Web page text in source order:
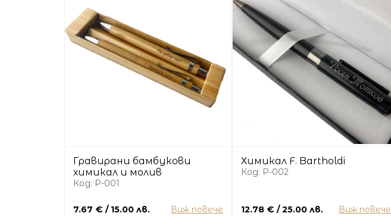
Гравирани бамбукови
химикал и молив
Код: P-001
7.67 € / 15.00 лв. Виж повече
Химикал F. Bartholdi
Код: P-002
12.78 € / 25.00 лв. Виж повече